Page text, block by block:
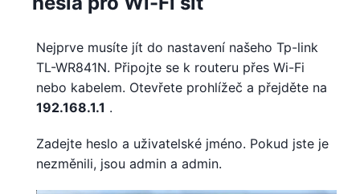
Nejprve musíte jít do nastavení našeho Tp-link
TL-WR841N. Připojte se k routeru přes Wi-Fi
nebo kabelem. Otevřete prohlížeč a přejděte na
192.168.1.1 .
Zadejte heslo a uživatelské jméno. Pokud jste je
nezměnili, jsou admin a admin.